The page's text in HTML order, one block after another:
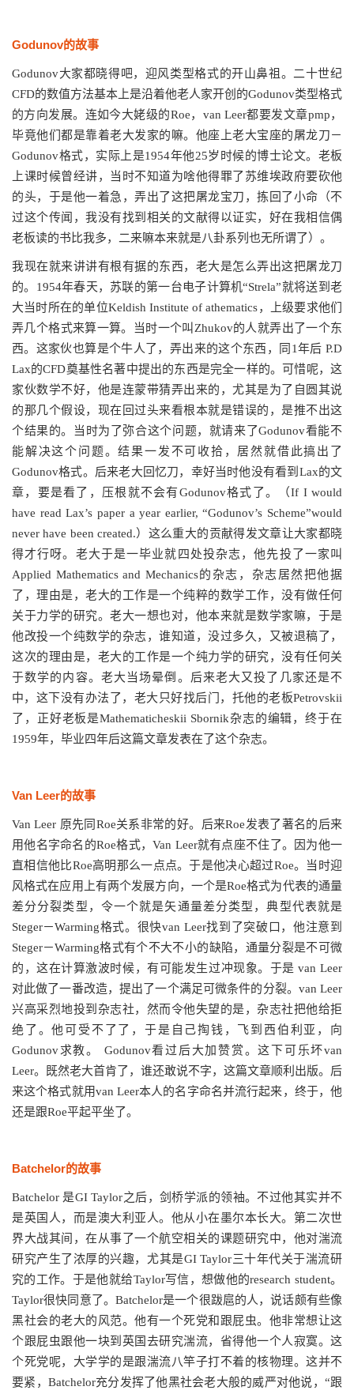
Godunov的故事
Godunov大家都晓得吧，迎风类型格式的开山鼻祖。二十世纪
CFD的数值方法基本上是沿着他老人家开创的Godunov类型格式
的方向发展。连如今大姥级的Roe，van Leer都要发文章pmp，
毕竟他们都是靠着老大发家的嘛。他座上老大宝座的屠龙刀－
Godunov格式，实际上是1954年他25岁时候的博士论文。老板
上课时候曾经讲，当时不知道为啥他得罪了苏维埃政府要砍他
的头，于是他一着急，弄出了这把屠龙宝刀，拣回了小命（不
过这个传闻，我没有找到相关的文献得以证实，好在我相信偶
老板读的书比我多，二来嘛本来就是八卦系列也无所谓了）。
我现在就来讲讲有根有据的东西，老大是怎么弄出这把屠龙刀
的。1954年春天，苏联的第一台电子计算机“Strela”就将送到老
大当时所在的单位Keldish Institute of athematics，上级要求他们
弄几个格式来算一算。当时一个叫Zhukov的人就弄出了一个东
西。这家伙也算是个牛人了，弄出来的这个东西，同1年后 P.D
Lax的CFD奠基性名著中提出的东西是完全一样的。可惜呢，这
家伙数学不好，他是连蒙带猜弄出来的，尤其是为了自圆其说
的那几个假设，现在回过头来看根本就是错误的，是推不出这
个结果的。当时为了弥合这个问题，就请来了Godunov看能不
能解决这个问题。结果一发不可收拾，居然就借此搞出了
Godunov格式。后来老大回忆刀，幸好当时他没有看到Lax的文
章，要是看了，压根就不会有Godunov格式了。（If I would
have read Lax’s paper a year earlier, “Godunov’s Scheme”would
never have been created.）这么重大的贡献得发文章让大家都晓
得才行呀。老大于是一毕业就四处投杂志，他先投了一家叫
Applied Mathematics and Mechanics的杂志，杂志居然把他据
了，理由是，老大的工作是一个纯粹的数学工作，没有做任何
关于力学的研究。老大一想也对，他本来就是数学家嘛，于是
他改投一个纯数学的杂志，谁知道，没过多久，又被退稿了，
这次的理由是，老大的工作是一个纯力学的研究，没有任何关
于数学的内容。老大当场晕倒。后来老大又投了几家还是不
中，这下没有办法了，老大只好找后门，托他的老板Petrovskii
了，正好老板是Mathematicheskii Sbornik杂志的编辑，终于在
1959年，毕业四年后这篇文章发表在了这个杂志。
Van Leer的故事
Van Leer 原先同Roe关系非常的好。后来Roe发表了著名的后来
用他名字命名的Roe格式，Van Leer就有点座不住了。因为他一
直相信他比Roe高明那么一点点。于是他决心超过Roe。当时迎
风格式在应用上有两个发展方向，一个是Roe格式为代表的通量
差分分裂类型，令一个就是矢通量差分类型，典型代表就是
Steger－Warming格式。很快van Leer找到了突破口，他注意到
Steger－Warming格式有个不大不小的缺陷，通量分裂是不可微
的，这在计算激波时候，有可能发生过冲现象。于是 van Leer
对此做了一番改造，提出了一个满足可微条件的分裂。van Leer
兴高采烈地投到杂志社，然而令他失望的是，杂志社把他给拒
绝了。他可受不了了，于是自己掏钱，飞到西伯利亚，向
Godunov求教。 Godunov看过后大加赞赏。这下可乐坏van
Leer。既然老大首肯了，谁还敢说不字，这篇文章顺利出版。后
来这个格式就用van Leer本人的名字命名并流行起来，终于，他
还是跟Roe平起平坐了。
Batchelor的故事
Batchelor 是GI Taylor之后，剑桥学派的领袖。不过他其实并不
是英国人，而是澳大利亚人。他从小在墨尔本长大。第二次世
界大战其间，在从事了一个航空相关的课题研究中，他对湍流
研究产生了浓厚的兴趣，尤其是GI Taylor三十年代关于湍流研
究的工作。于是他就给Taylor写信，想做他的research student。
Taylor很快同意了。Batchelor是一个很跋扈的人，说话颇有些像
黑社会的老大的风范。他有一个死党和跟屁虫。他非常想让这
个跟屁虫跟他一块到英国去研究湍流，省得他一个人寂寞。这
个死党呢，大学学的是跟湍流八竿子打不着的核物理。这并不
要紧，Batchelor充分发挥了他黑社会老大般的威严对他说，“跟